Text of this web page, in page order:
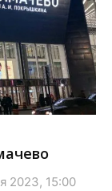
2023, 15:00